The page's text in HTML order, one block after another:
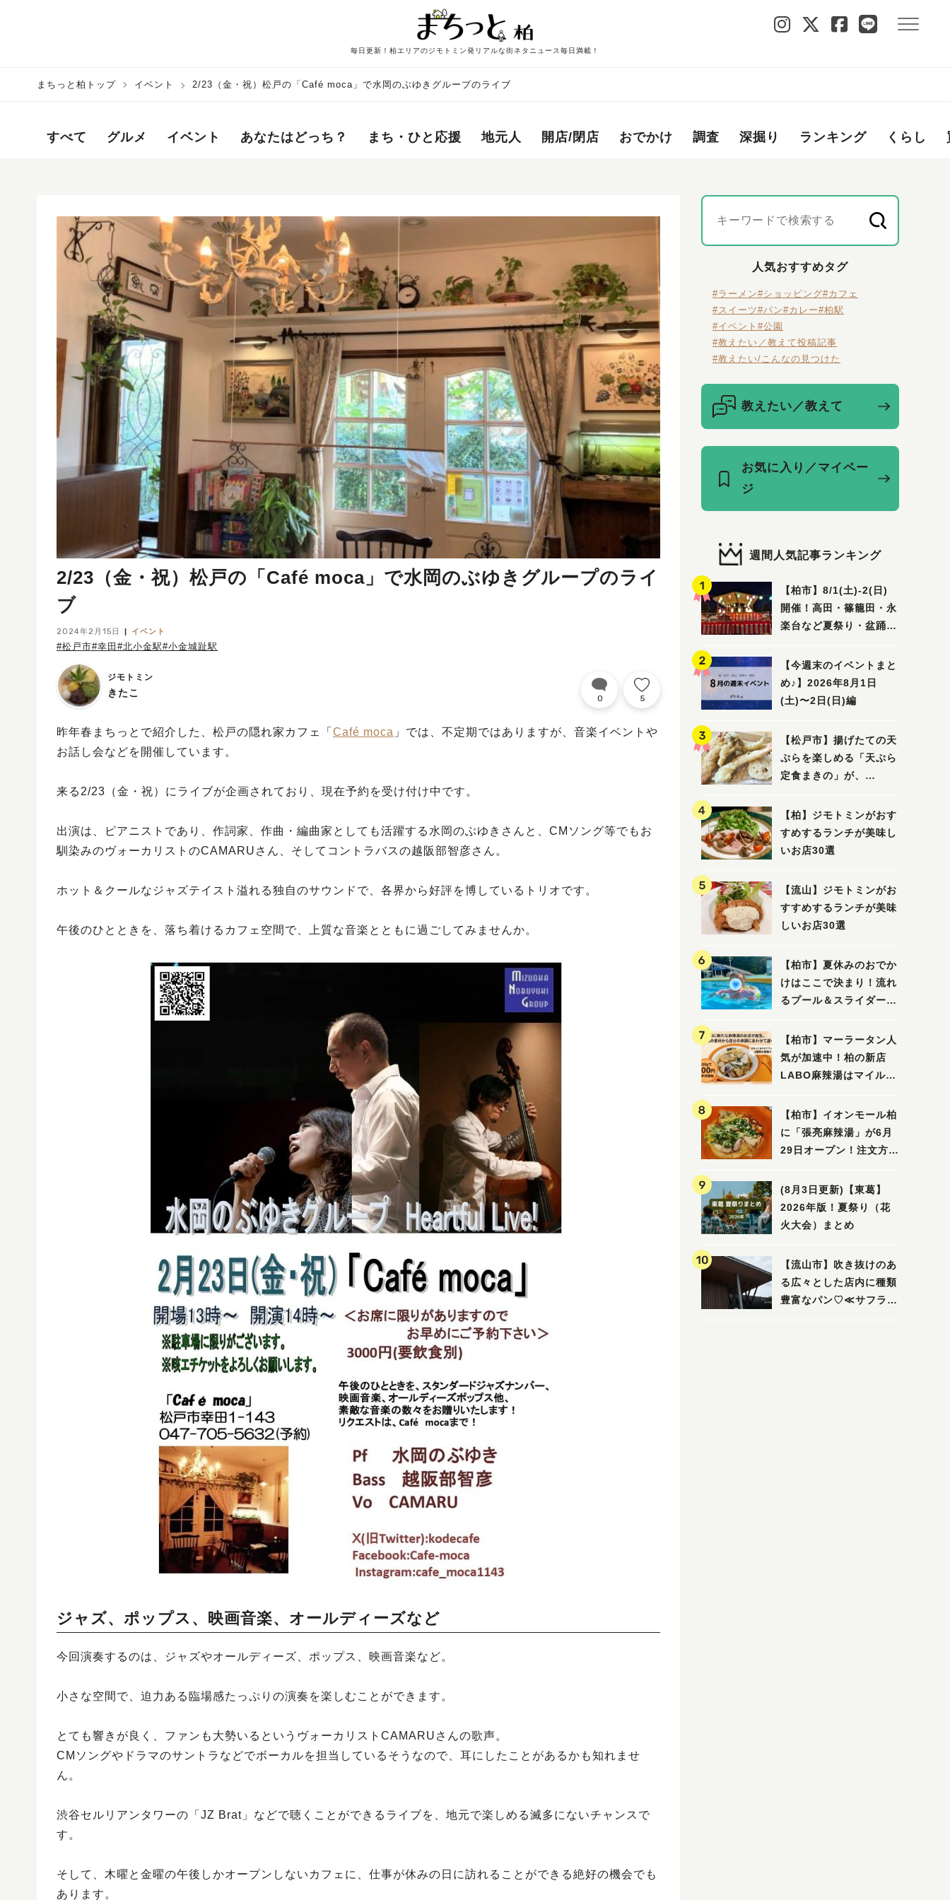
毎日更新！柏エリアのジモトミン発リアルな街ネタニュース毎日満載！
まちっと柏トップ イベント 2/23（金・祝）松戸の「Café moca」で水岡のぶゆきグループのライブ
すべて グルメ イベント あなたはどっち？ まち・ひと応援 地元人 開店/閉店 おでかけ 調査 深掘り ランキング くらし
2/23（金・祝）松戸の「Café moca」で水岡のぶゆきグループのライ
ブ
2024年2月15日 イベント
#松戸市#幸田 #北小金駅#小金城趾駅
ジモトミン
きたこ 0 5
昨年春まちっとで紹介した、松戸の隠れ家カフェ「 Café moca 」では、不定期ではありますが、音楽イベントや
お話し会などを開催しています。
来る2/23（金・祝）にライブが企画されており、現在予約を受け付け中です。
出演は、ピアニストであり、作詞家、作曲・編曲家としても活躍する水岡のぶゆきさんと、CMソング等でもお
馴染みのヴォーカリストのCAMARUさん、そしてコントラバスの越阪部智彦さん。
ホット＆クールなジャズテイスト溢れる独自のサウンドで、各界から好評を博しているトリオです。
午後のひとときを、落ち着けるカフェ空間で、上質な音楽とともに過ごしてみませんか。
ジャズ、ポップス、映画音楽、オールディーズなど
今回演奏するのは、ジャズやオールディーズ、ポップス、映画音楽など。
小さな空間で、迫力ある臨場感たっぷりの演奏を楽しむことができます。
とても響きが良く、ファンも大勢いるというヴォーカリストCAMARUさんの歌声。
CMソングやドラマのサントラなどでボーカルを担当しているそうなので、耳にしたことがあるかも知れませ
ん。
渋谷セルリアンタワーの「JZ Brat」などで聴くことができるライブを、地元で楽しめる滅多にないチャンスで
す。
そして、木曜と金曜の午後しかオープンしないカフェに、仕事が休みの日に訪れることができる絶好の機会でも
あります。
人気おすすめタグ
#ラーメン#ショッピング#カフェ
#スイーツ#パン#カレー#柏駅
#イベント #公園
#教えたい／教えて投稿記事
#教えたい/こんなの見つけた
教えたい／教えて
お気に入り／マイペー
ジ
週間人気記事ランキング
【柏市】8/1(土)‐2(日)
開催！高田・篠籠田・永
楽台など夏祭り・盆踊り
【今週末のイベントまと
め♪】2026年8月1日
(土)〜2日(日)編
【松戸市】揚げたての天
ぷらを楽しめる「天ぷら
定食まきの」が、
【柏】ジモトミンがおす
すめするランチが美味し
いお店30選
【流山】ジモトミンがお
すすめするランチが美味
しいお店30選
【柏市】夏休みのおでか
けはここで決まり！流れ
るプール＆スライダーに
ル」を親子で満喫してき
ました！
【柏市】マーラータン人
気が加速中！柏の新店
LABO麻辣湯はマイルド
【柏市】イオンモール柏
に「張亮麻辣湯」が6月
29日オープン！注文方法
ビュー
(8月3日更新)【東葛】
2026年版！夏祭り（花
火大会）まとめ
【流山市】吹き抜けのあ
る広々とした店内に種類
豊富なパン♡≪サフラン